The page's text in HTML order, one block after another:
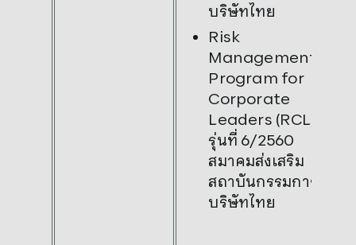
บริษัทไทย
Risk
Management
Program for
Corporate
Leaders (RCL)
รุ่นที่ 6/2560
สมาคมส่งเสริม
สถาบันกรรมการ
บริษัทไทย